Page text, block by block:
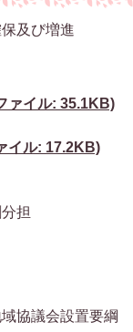
及び増進
ァイル: 35.1KB)
イル: 17.2KB)
担
協議会設置要綱